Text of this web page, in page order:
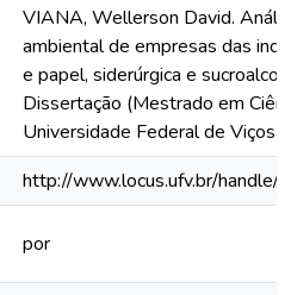
VIANA, Wellerson David.
ambiental de empresas das
e papel, siderúrgica e
Dissertação (Mestrado em
Universidade Federal de
http://www.locus.ufv.br/
por